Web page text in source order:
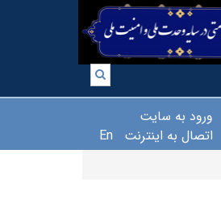
ورود به سایت
اتصال به اینترنت
En